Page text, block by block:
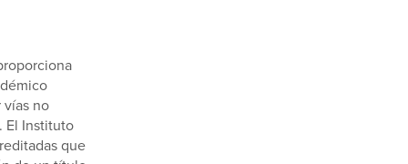
no
El Instituto
que